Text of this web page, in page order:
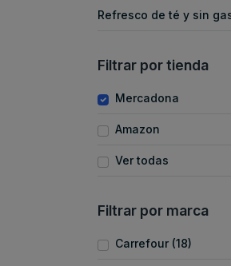
Refresco de té y sin
Filtrar por tienda
Mercadona
Amazon
Ver todas
Filtrar por marca
Carrefour (18)